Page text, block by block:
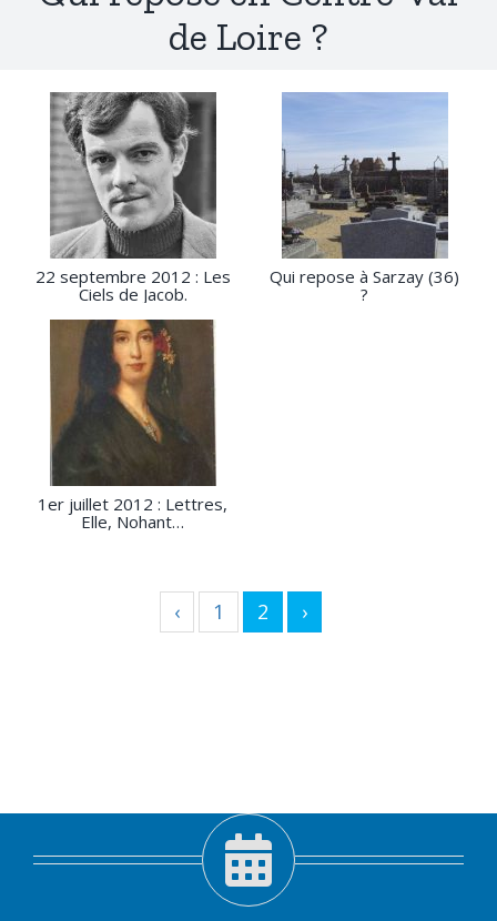
de Loire ?
22 septembre 2012 : Les
Ciels de Jacob.
Qui repose à Sarzay (36)
?
1er juillet 2012 : Lettres,
Elle, Nohant…
‹ 1 2 ›